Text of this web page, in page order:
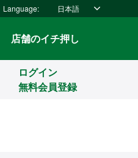
Language: 日本語
店舗のイチ押し
ログイン
無料会員登録